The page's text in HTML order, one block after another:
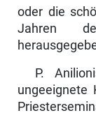
oder die
Jahren
P.
ungeeignete